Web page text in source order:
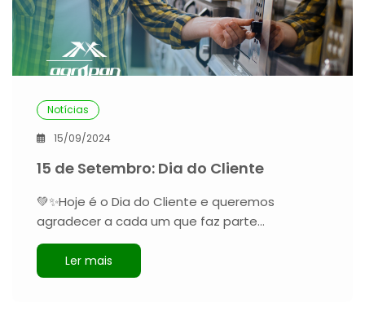
Notícias
15/09/2024
15 de Setembro: Dia do Cliente
💚✨Hoje é o Dia do Cliente e queremos
agradecer a cada um que faz parte…
Ler mais